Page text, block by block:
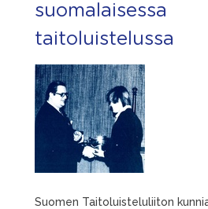
suomalaisessa
taitoluistelussa
Suomen Taitoluisteluliiton